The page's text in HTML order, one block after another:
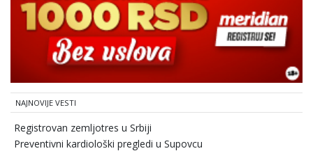
NAJNOVIJE VESTI
Registrovan zemljotres u Srbiji
Preventivni kardiološki pregledi u Supovcu